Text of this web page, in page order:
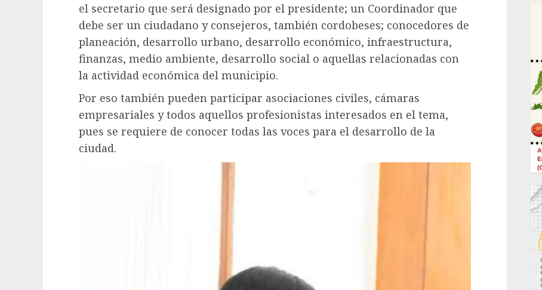
el secretario que será designado por el presidente; un Coordinador que
debe ser un ciudadano y consejeros, también cordobeses; conocedores de
planeación, desarrollo urbano, desarrollo económico, infraestructura,
finanzas, medio ambiente, desarrollo social o aquellas relacionadas con
la actividad económica del municipio.
Por eso también pueden participar asociaciones civiles, cámaras
empresariales y todos aquellos profesionistas interesados en el tema,
pues se requiere de conocer todas las voces para el desarrollo de la
ciudad.